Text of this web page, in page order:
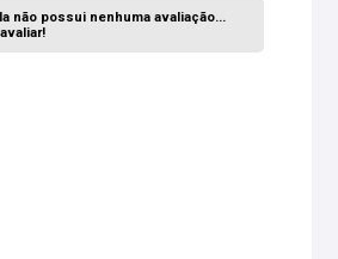
não possui nenhuma avaliação...